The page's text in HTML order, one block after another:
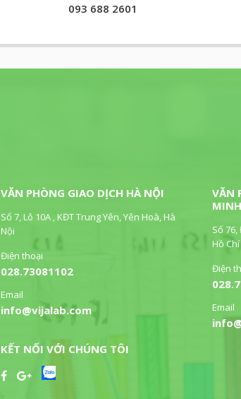
093 688 2601
VĂN PHÒNG GIAO DỊCH HÀ NỘI
Số 7, Lô 10A , KĐT Trung Yên, Yên Hoà, Hà
Nội
Điện thoại
028.73081102
Email
info@vijalab.com
VĂN
MINH
Số
Hồ
Điện
Email
KẾT NỐI VỚI CHÚNG TÔI